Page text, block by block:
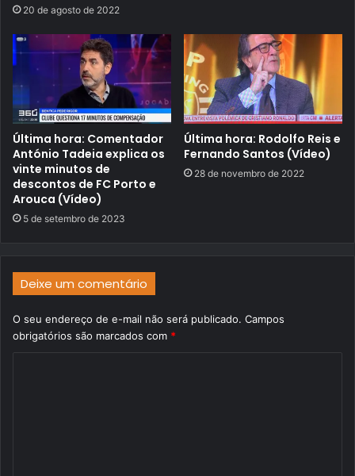
20 de agosto de 2022
Última hora: Comentador
António Tadeia explica os
vinte minutos de
descontos de FC Porto e
Arouca (Vídeo)
5 de setembro de 2023
Última hora: Rodolfo Reis e
Fernando Santos (Vídeo)
28 de novembro de 2022
Deixe um comentário
O seu endereço de e-mail não será publicado. Campos
obrigatórios são marcados com *